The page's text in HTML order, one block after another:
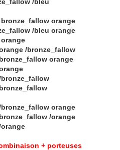
orange
/bleu orange
/bronze_fallow
orange
orange
/orange
+ porteuses